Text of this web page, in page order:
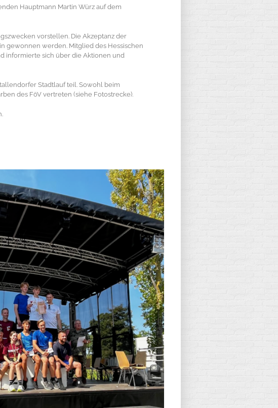
Hauptmann Martin Würz auf dem
vorstellen. Die Akzeptanz der
gewonnen werden. Mitglied des Hessischen
informierte sich über die Aktionen und
Stadtlauf teil. Sowohl beim
des FöV vertreten (siehe Fotostrecke).